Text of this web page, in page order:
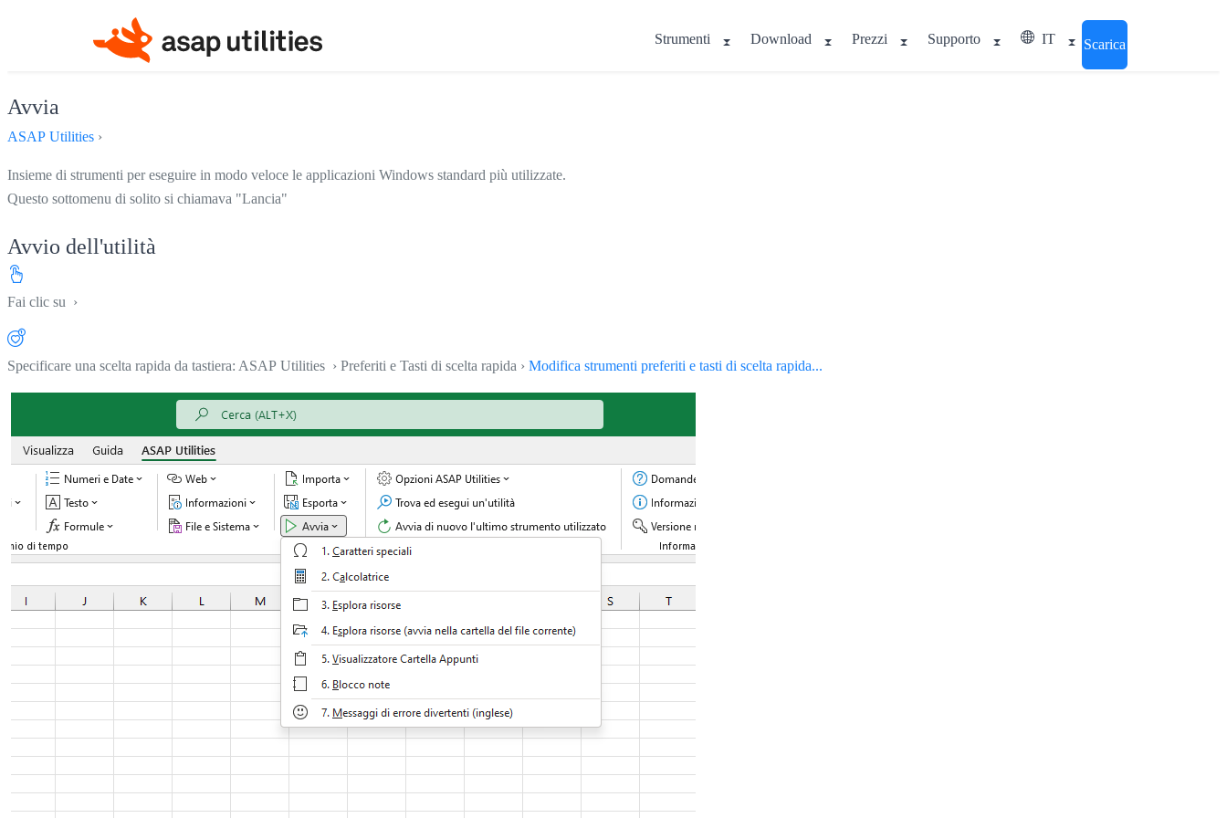
Strumenti Download Prezzi Supporto IT Scarica
Avvia
ASAP Utilities ›
Insieme di strumenti per eseguire in modo veloce le applicazioni Windows standard più utilizzate.
Questo sottomenu di solito si chiamava "Lancia"
Avvio dell'utilità
Fai clic su ›
Specificare una scelta rapida da tastiera: ASAP Utilities › Preferiti e Tasti di scelta rapida › Modifica strumenti preferiti e tasti di scelta rapida...